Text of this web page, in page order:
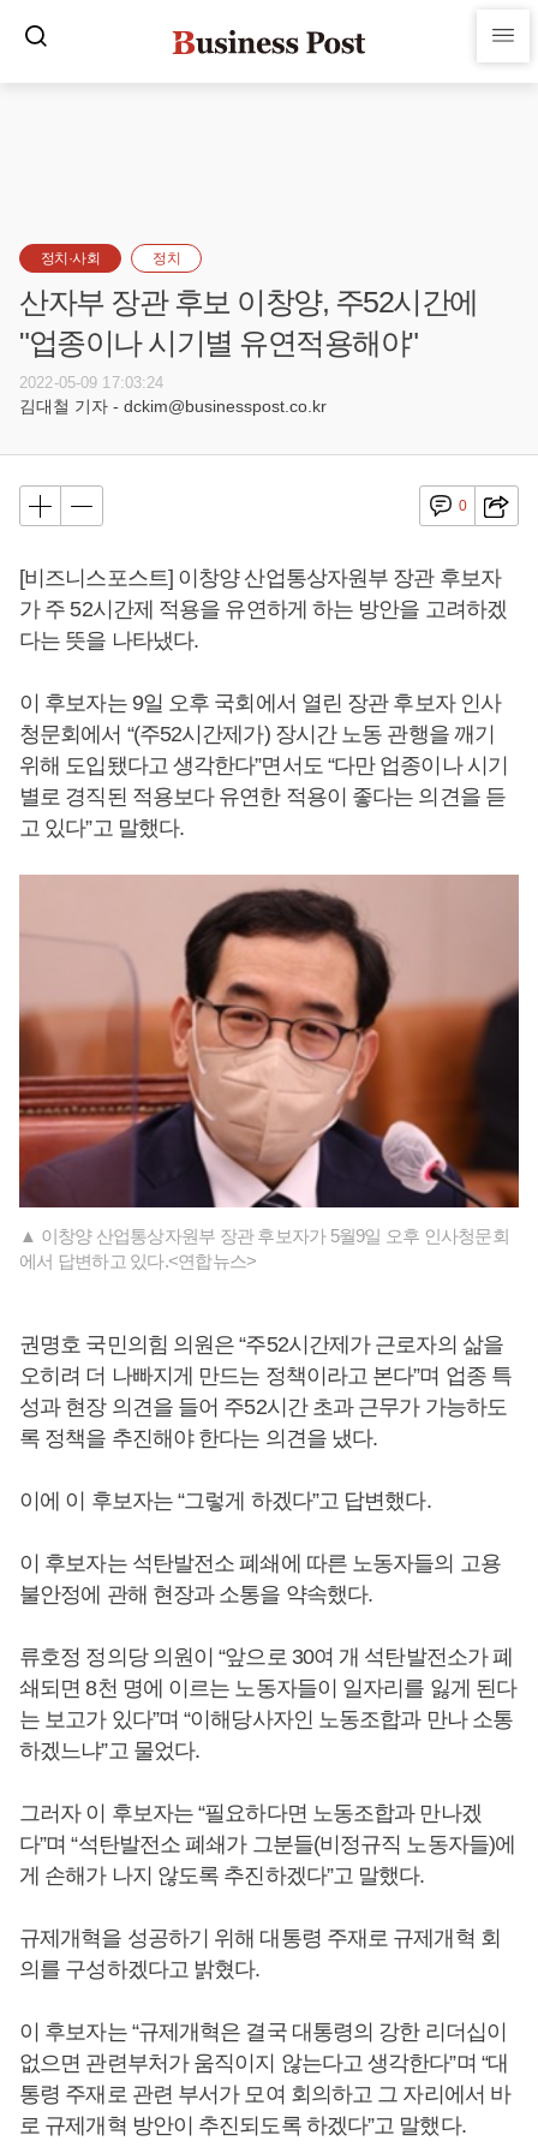
정치·사회 정치
산자부 장관 후보 이창양, 주52시간에
"업종이나 시기별 유연적용해야"
2022-05-09 17:03:24
김대철 기자 - dckim@businesspost.co.kr
0
[비즈니스포스트] 이창양 산업통상자원부 장관 후보자
가 주 52시간제 적용을 유연하게 하는 방안을 고려하겠
다는 뜻을 나타냈다.
이 후보자는 9일 오후 국회에서 열린 장관 후보자 인사
청문회에서 “(주52시간제가) 장시간 노동 관행을 깨기
위해 도입됐다고 생각한다”면서도 “다만 업종이나 시기
별로 경직된 적용보다 유연한 적용이 좋다는 의견을 듣
고 있다”고 말했다.
▲ 이창양 산업통상자원부 장관 후보자가 5월9일 오후 인사청문회
에서 답변하고 있다.<연합뉴스>
권명호 국민의힘 의원은 “주52시간제가 근로자의 삶을
오히려 더 나빠지게 만드는 정책이라고 본다”며 업종 특
성과 현장 의견을 들어 주52시간 초과 근무가 가능하도
록 정책을 추진해야 한다는 의견을 냈다.
이에 이 후보자는 “그렇게 하겠다”고 답변했다.
이 후보자는 석탄발전소 폐쇄에 따른 노동자들의 고용
불안정에 관해 현장과 소통을 약속했다.
류호정 정의당 의원이 “앞으로 30여 개 석탄발전소가 폐
쇄되면 8천 명에 이르는 노동자들이 일자리를 잃게 된다
는 보고가 있다”며 “이해당사자인 노동조합과 만나 소통
하겠느냐”고 물었다.
그러자 이 후보자는 “필요하다면 노동조합과 만나겠
다”며 “석탄발전소 폐쇄가 그분들(비정규직 노동자들)에
게 손해가 나지 않도록 추진하겠다”고 말했다.
규제개혁을 성공하기 위해 대통령 주재로 규제개혁 회
의를 구성하겠다고 밝혔다.
이 후보자는 “규제개혁은 결국 대통령의 강한 리더십이
없으면 관련부처가 움직이지 않는다고 생각한다”며 “대
통령 주재로 관련 부서가 모여 회의하고 그 자리에서 바
로 규제개혁 방안이 추진되도록 하겠다”고 말했다.